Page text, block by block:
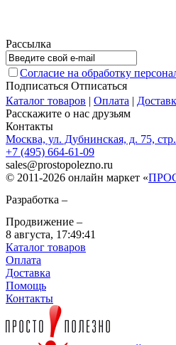
Рассылка
Согласие на обработку
Подписаться Отписаться
Каталог товаров | Оплата |
Расскажите о нас друзьям
Контакты
Москва, ул. Дубнинская, д. 75,
+7 (495) 664-61-09
sales@prostopolezno.ru
© 2011-2026 онлайн маркет «
Разработка –
Продвижение –
8 августа, 17:49:41
Каталог товаров
Оплата
Доставка
Помощь
Контакты